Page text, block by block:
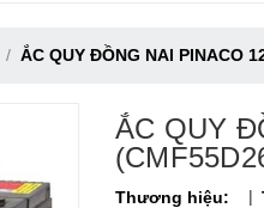
ẮC QUY ĐỒNG NAI PINACO
ẮC QUY
Thương hiệu: |